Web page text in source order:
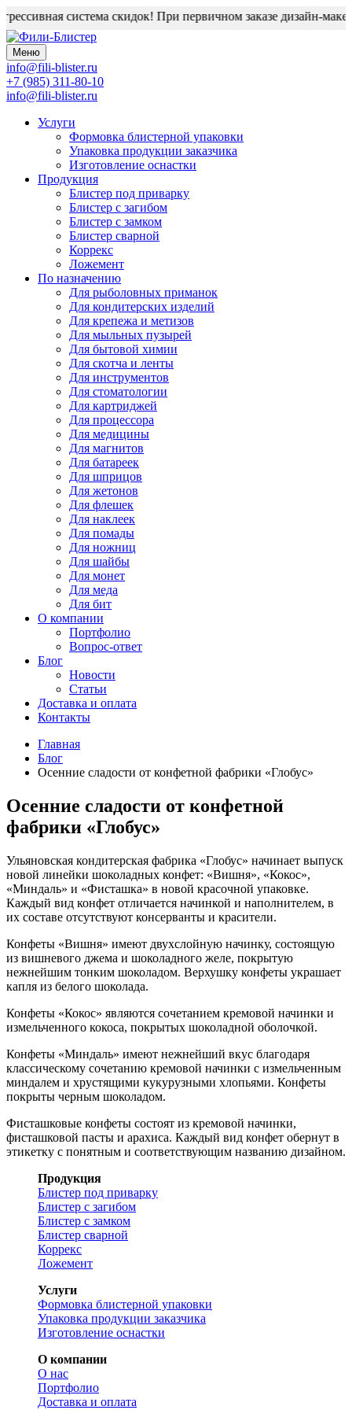
система скидок! При первичном заказе дизайн-макет
Меню
info@fili-blister.ru
+7 (985) 311-80-10
info@fili-blister.ru
Услуги
Формовка блистерной упаковки
Упаковка продукции заказчика
Изготовление оснастки
Продукция
Блистер под приварку
Блистер с загибом
Блистер с замком
Блистер сварной
Коррекс
Ложемент
По назначению
Для рыболовных приманок
Для кондитерских изделий
Для крепежа и метизов
Для мыльных пузырей
Для бытовой химии
Для скотча и ленты
Для инструментов
Для стоматологии
Для картриджей
Для процессора
Для медицины
Для магнитов
Для батареек
Для шприцов
Для жетонов
Для флешек
Для наклеек
Для помады
Для ножниц
Для шайбы
Для монет
Для меда
Для бит
О компании
Портфолио
Вопрос-ответ
Блог
Новости
Статьи
Доставка и оплата
Контакты
Главная
Блог
Осенние сладости от конфетной фабрики «Глобус»
Осенние сладости от конфетной
фабрики «Глобус»
Ульяновская кондитерская фабрика «Глобус» начинает выпуск
новой линейки шоколадных конфет: «Вишня», «Кокос»,
«Миндаль» и «Фисташка» в новой красочной упаковке.
Каждый вид конфет отличается начинкой и наполнителем, в
их составе отсутствуют консерванты и красители.
Конфеты «Вишня» имеют двухслойную начинку, состоящую
из вишневого джема и шоколадного желе, покрытую
нежнейшим тонким шоколадом. Верхушку конфеты украшает
капля из белого шоколада.
Конфеты «Кокос» являются сочетанием кремовой начинки и
измельченного кокоса, покрытых шоколадной оболочкой.
Конфеты «Миндаль» имеют нежнейший вкус благодаря
классическому сочетанию кремовой начинки с измельченным
миндалем и хрустящими кукурузными хлопьями. Конфеты
покрыты черным шоколадом.
Фисташковые конфеты состоят из кремовой начинки,
фисташковой пасты и арахиса. Каждый вид конфет обернут в
этикетку с понятным и соответствующим названию дизайном.
Продукция
Блистер под приварку
Блистер с загибом
Блистер с замком
Блистер сварной
Коррекс
Ложемент
Услуги
Формовка блистерной упаковки
Упаковка продукции заказчика
Изготовление оснастки
О компании
О нас
Портфолио
Доставка и оплата